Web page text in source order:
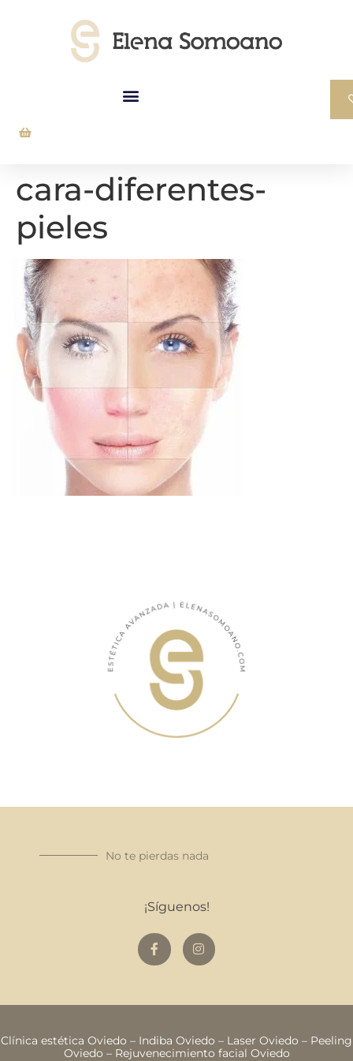
cara-diferentes-
pieles
No te pierdas nada
¡Síguenos!
Clínica estética Oviedo – Indiba Oviedo – Laser Oviedo – Peeling
Oviedo – Rejuvenecimiento facial Oviedo